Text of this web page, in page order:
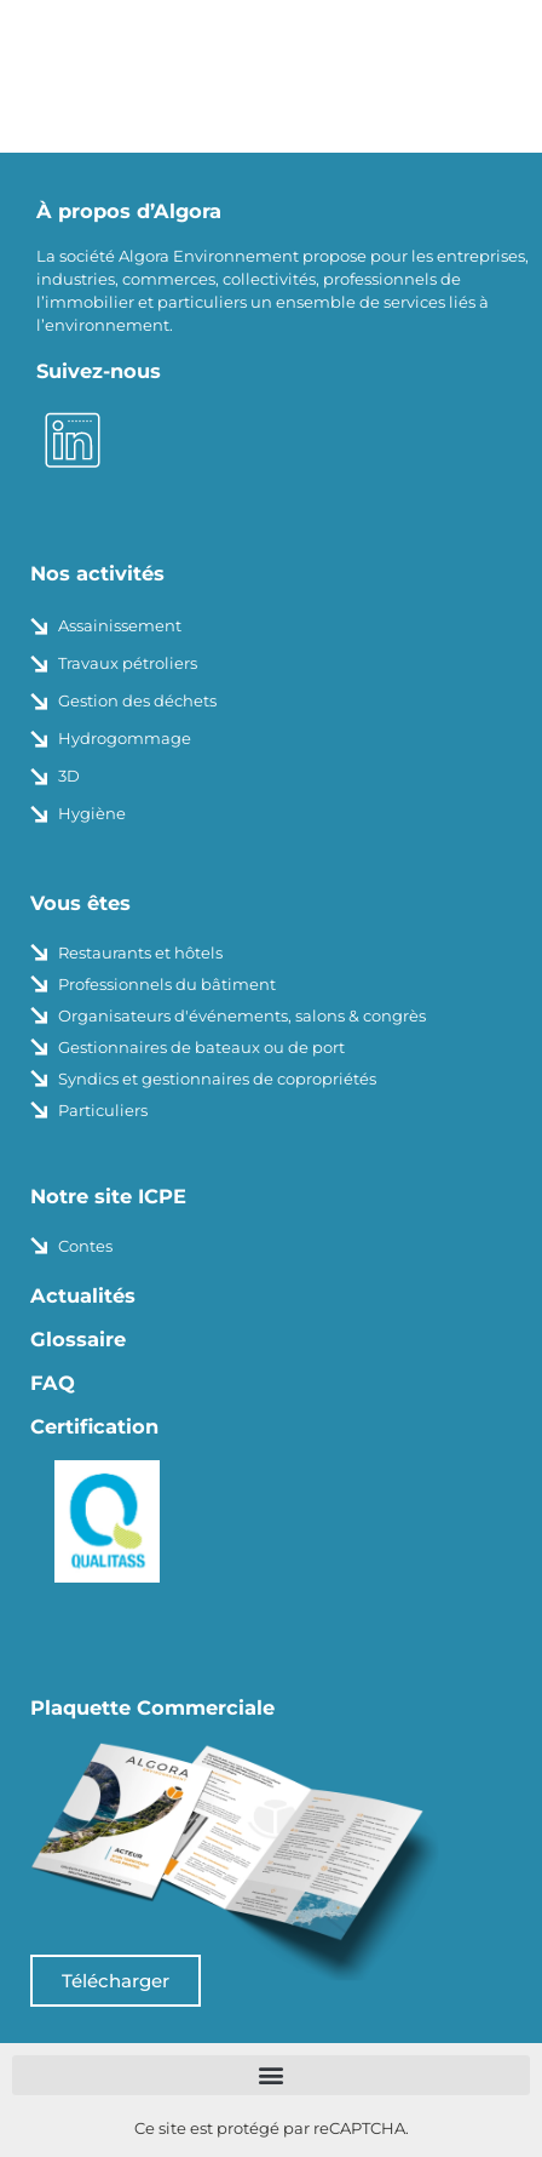
À propos d’Algora
La société Algora Environnement propose pour les entreprises,
industries, commerces, collectivités, professionnels de
l’immobilier et particuliers un ensemble de services liés à
l’environnement.
Suivez-nous
Nos activités
Assainissement
Travaux pétroliers
Gestion des déchets
Hydrogommage
3D
Hygiène
Vous êtes
Restaurants et hôtels
Professionnels du bâtiment
Organisateurs d'événements, salons & congrès
Gestionnaires de bateaux ou de port
Syndics et gestionnaires de copropriétés
Particuliers
Notre site ICPE
Contes
Actualités
Glossaire
FAQ
Certification
Plaquette Commerciale
Télécharger
Ce site est protégé par reCAPTCHA.